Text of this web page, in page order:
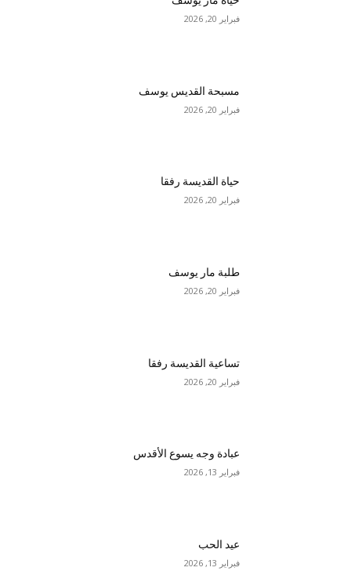
فبراير 20, 2026
مسبحة القديس يوسف
فبراير 20, 2026
حياة القديسة رفقا
فبراير 20, 2026
طلبة مار يوسف
فبراير 20, 2026
تساعية القديسة رفقا
فبراير 20, 2026
عبادة وجه يسوع الأقدس
فبراير 13, 2026
عيد الحب
فبراير 13, 2026